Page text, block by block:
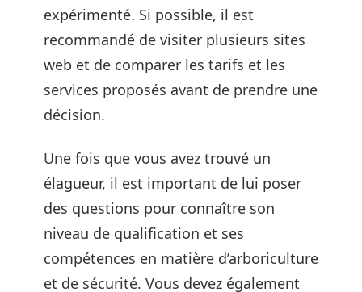
expérimenté. Si possible, il est
recommandé de visiter plusieurs sites
web et de comparer les tarifs et les
services proposés avant de prendre une
décision.
Une fois que vous avez trouvé un
élagueur, il est important de lui poser
des questions pour connaître son
niveau de qualification et ses
compétences en matière d’arboriculture
et de sécurité. Vous devez également